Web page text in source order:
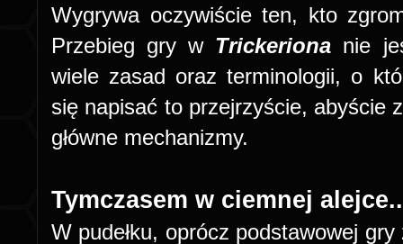
Wygrywa oczywiście ten, kto
Przebieg gry w Trickeriona nie
wiele zasad oraz terminologii, o
się napisać to przejrzyście, abyście
główne mechanizmy.
Tymczasem w ciemnej
W pudełku, oprócz podstawowej